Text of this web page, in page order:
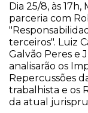
Dia 25/8, às
parceria com
terceiros". Luiz
Galvão Peres e
analisarão os
Repercussões
trabalhista e os
da atual